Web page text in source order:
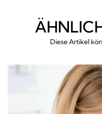
Diese Artikel